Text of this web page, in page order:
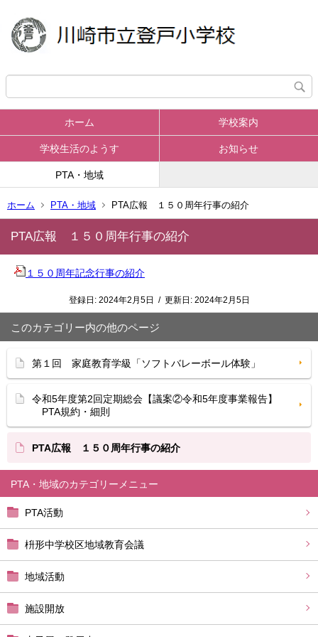
ホーム 学校案内
学校生活のようす お知らせ
PTA・地域
ホーム PTA・地域 PTA広報 １５０周年行事の紹介
PTA・地域
PTA活動
枡形中学校区地域教育会議
地域活動
施設開放
PTA広報 １５０周年行事の紹介
１５０周年記念行事の紹介
登録日: 2024年2月5日 / 更新日: 2024年2月5日
このカテゴリー内の他のページ
第１回 家庭教育学級「ソフトバレーボール体験」
令和5年度第2回定期総会【議案②令和5年度事業報告】
PTA規約・細則
PTA広報 １５０周年行事の紹介